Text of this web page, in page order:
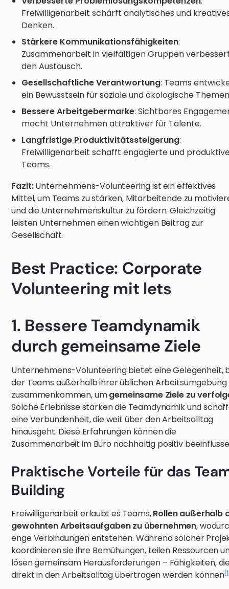
Freiwilligenarbeit schärft analytisches und
Denken.
Stärkere Kommunikationsfähigkeiten:
Zusammenarbeit in vielfältigen Gruppen
den Austausch.
Gesellschaftliche Verantwortung: Teams
ein Bewusstsein für soziale und ökologische
Bessere Arbeitgebermarke: Sichtbares
macht Unternehmen attraktiver für Talente.
Langfristige Produktivitätssteigerung:
Freiwilligenarbeit schafft engagierte und
Teams.
Fazit:Unternehmens-Volunteering ist ein effektives
Mittel, um Teams zu stärken, Mitarbeitende zu
und die Unternehmenskultur zu fördern. Gleichzeitig
leisten Unternehmen einen wichtigen Beitrag zur
Gesellschaft.
Best Practice: Corporate
Volunteering mit lets
1. Bessere Teamdynamik
durch gemeinsame Ziele
Unternehmens-Volunteering bietet eine Gelegenheit,
der Teams außerhalb ihrer üblichen Arbeitsumgebung
zusammenkommen, umgemeinsame Ziele zu
Solche Erlebnisse stärken die Teamdynamik und
eine Verbundenheit, die weit über den Arbeitsalltag
hinausgeht. Diese Erfahrungen können die
Zusammenarbeit im Büro nachhaltig positiv
Praktische Vorteile für das
Building
Freiwilligenarbeit erlaubt es Teams,Rollen außerhalb
gewohnten Arbeitsaufgaben zu übernehmen,
enge Verbindungen entstehen. Während solcher
koordinieren sie ihre Bemühungen, teilen Ressourcen
lösen gemeinsam Herausforderungen – Fähigkeiten,
direkt in den Arbeitsalltag übertragen werden können